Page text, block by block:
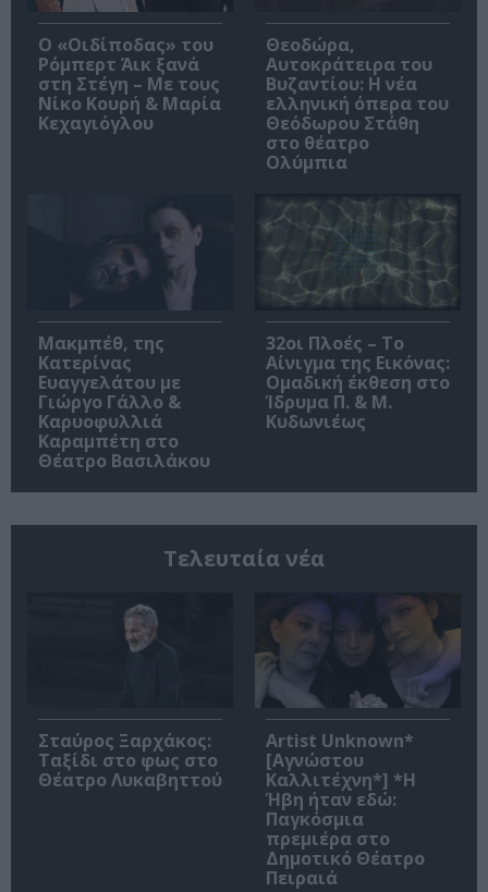
O «Οιδίποδας» του
Ρόμπερτ Άικ ξανά
στη Στέγη – Με τους
Νίκο Κουρή & Μαρία
Κεχαγιόγλου
Θεοδώρα,
Αυτοκράτειρα του
Βυζαντίου: Η νέα
ελληνική όπερα του
Θεόδωρου Στάθη
στο θέατρο
Ολύμπια
Μακμπέθ, της
Κατερίνας
Ευαγγελάτου με
Γιώργο Γάλλο &
Καρυοφυλλιά
Καραμπέτη στο
Θέατρο Βασιλάκου
32οι Πλοές – Το
Αίνιγμα της Εικόνας:
Ομαδική έκθεση στο
Ίδρυμα Π. & Μ.
Κυδωνιέως
Τελευταία νέα
Σταύρος Ξαρχάκος:
Ταξίδι στο φως στο
Θέατρο Λυκαβηττού
Artist Unknown*
[Αγνώστου
Καλλιτέχνη*] *Η
Ήβη ήταν εδώ:
Παγκόσμια
πρεμιέρα στο
Δημοτικό Θέατρο
Πειραιά